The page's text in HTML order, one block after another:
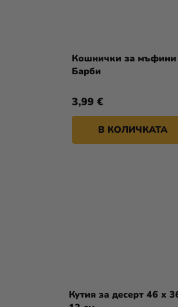
Кошнички за мъфини
Барби
3,99 €
В КОЛИЧКАТА
Кутия за десерт 46 x